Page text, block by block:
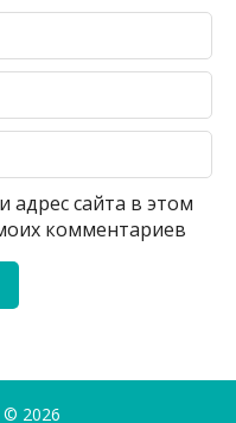
адрес сайта в этом
комментариев
© 2026